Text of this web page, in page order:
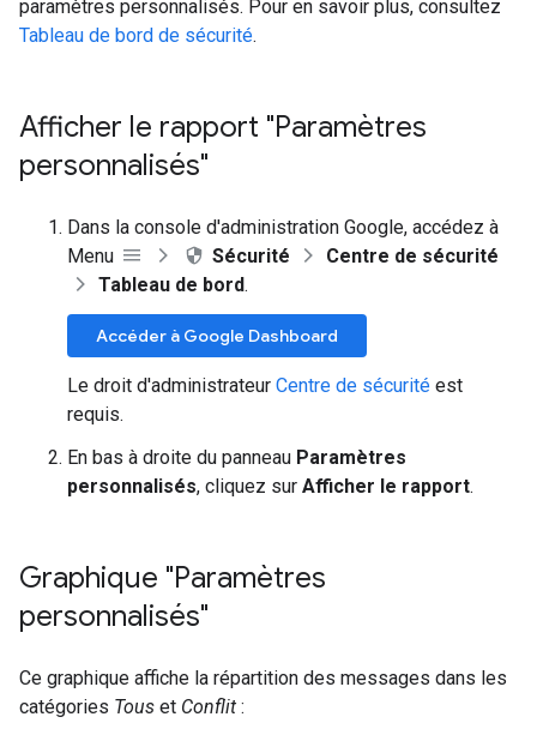
paramètres personnalisés. Pour en savoir plus, consultez
Tableau de bord de sécurité.
Afficher le rapport "Paramètres
personnalisés"
Dans la console d'administration Google, accédez à
Menu
Sécurité
Centre de sécurité
Tableau de bord.
Accéder à Google Dashboard
Le droit d'administrateur Centre de sécurité est
requis.
En bas à droite du panneau Paramètres
personnalisés, cliquez sur Afficher le rapport.
Graphique "Paramètres
personnalisés"
Ce graphique affiche la répartition des messages dans les
catégories Tous et Conflit :